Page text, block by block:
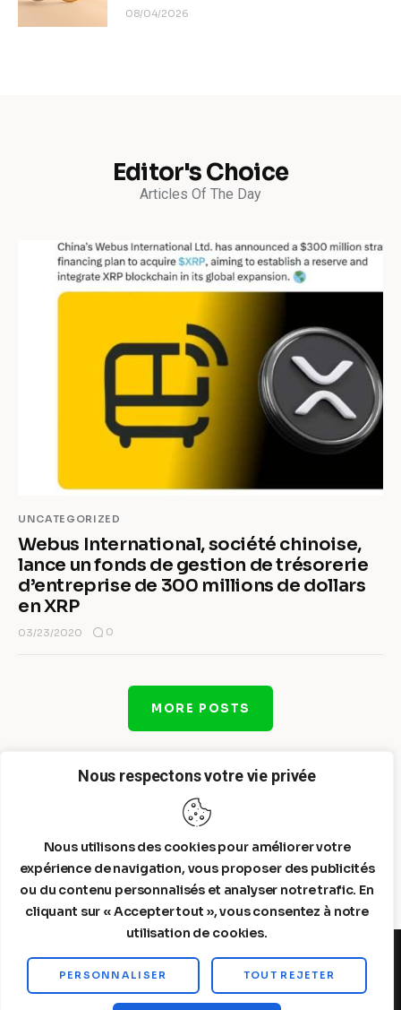
Nous respectons votre vie privée
Nous utilisons des cookies pour améliorer votre
expérience de navigation, vous proposer des publicités
ou du contenu personnalisés et analyser notre trafic. En
cliquant sur « Accepter tout », vous consentez à notre
utilisation de cookies.
PERSONNALISER TOUT REJETER
08/04/2026
Editor's Choice
Articles Of The Day
UNCATEGORIZED
Webus International, société chinoise,
lance un fonds de gestion de trésorerie
d’entreprise de 300 millions de dollars
en XRP
03/23/2020 0
MORE POSTS